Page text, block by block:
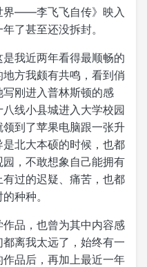
界——李飞飞自传》映入
了甚至还没拆封。
我近两年看得最顺畅的
方我颇有共鸣，看到俏
刚进入普林斯顿的感
线小县城进入大学校园
到了苹果电脑跟一张升
北大本硕的时候，也都
，不敢想象自己能拥有
过的迟疑、痛苦，也都
种种。
品，也曾为其中内容感
离我太远了，始终有一
品后，再加上最近一年